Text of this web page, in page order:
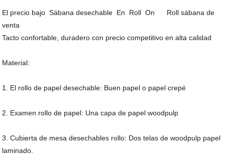
El precio bajo Sábana desechable En Roll On Roll sábana de
venta
Tacto confortable, duradero con precio competitivo en alta calidad
Material:
1. El rollo de papel desechable: Buen papel o papel crepé
2. Examen rollo de papel: Una capa de papel woodpulp
3. Cubierta de mesa desechables rollo: Dos telas de woodpulp papel
laminado.